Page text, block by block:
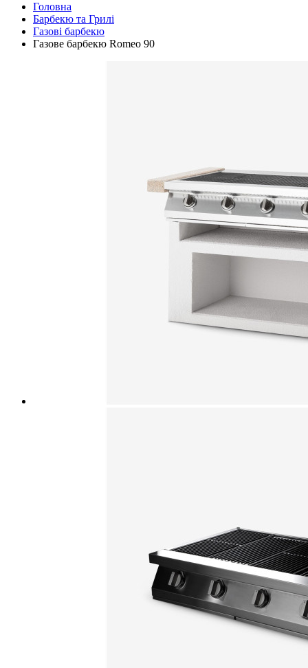
Головна
Барбекю та Грилі
Газові барбекю
Газове барбекю Romeo 90